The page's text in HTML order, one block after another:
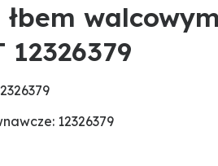
12326379
12326379